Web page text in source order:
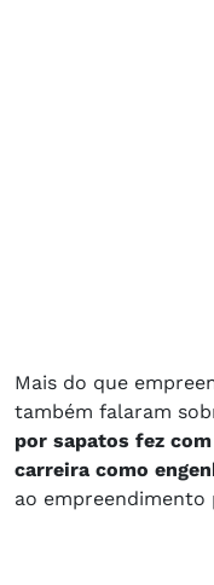
Mais do que
também falaram
por sapatos fez
carreira como
ao empreendimento